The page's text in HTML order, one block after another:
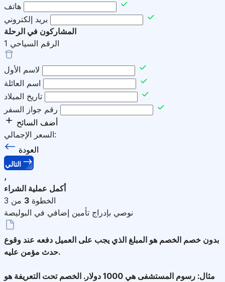
هاتف
بريد إلكتروني
المشاركون في الرحلة
الرقم السياحي 1
لاسم الأول
اسم العائلة
تاريخ الميلاد
رقم جواز السفر
أضف السائح
السعر الإجمالي:
العودة
التالي
,
أكمل عملية الشراء
الخطوة 3 من 3
نوصي بإدراج تأمين إضافي في البوليصة
بدون خصم الخصم هو المبلغ الذي يجب على العميل دفعه عند وقوع
حدث مؤمن عليه.
مثال: رسوم المستشفى هي 1000 دولار. الخصم تحت التعريفة هو